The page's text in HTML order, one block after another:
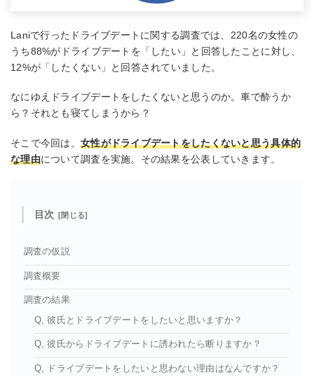
Laniで行ったドライブデートに関する調査では、220名の女性の
うち88%がドライブデートを「したい」と回答したことに対し、
12%が「したくない」と回答されていました。
なにゆえドライブデートをしたくないと思うのか。車で酔うか
ら？それとも寝てしまうから？
そこで今回は、 女性がドライブデートをしたくないと思う具体的
な理由について調査を実施。その結果を公表していきます。
目次
調査の仮説
調査概要
調査の結果
Q, 彼氏とドライブデートをしたいと思いますか？
Q, 彼氏からドライブデートに誘われたら断りますか？
Q, ドライブデートをしたいと思わない理由はなんですか？